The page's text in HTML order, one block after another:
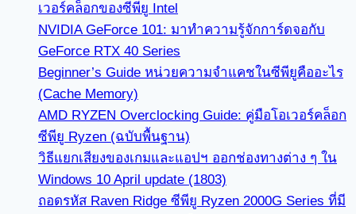
เวอร์คล็อกของซีพียู Intel
NVIDIA GeForce 101: มาทำความรู้จักการ์ดจอกับ
GeForce RTX 40 Series
Beginner’s Guide หน่วยความจำแคชในซีพียูคืออะไร
(Cache Memory)
AMD RYZEN Overclocking Guide: คู่มือโอเวอร์คล็อก
ซีพียู Ryzen (ฉบับพื้นฐาน)
วิธีแยกเสียงของเกมและแอปฯ ออกช่องทางต่าง ๆ ใน
Windows 10 April update (1803)
ถอดรหัส Raven Ridge ซีพียู Ryzen 2000G Series ที่มี